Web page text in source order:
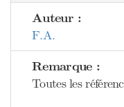
Auteur :
F.A.
Remarque :
Toutes les